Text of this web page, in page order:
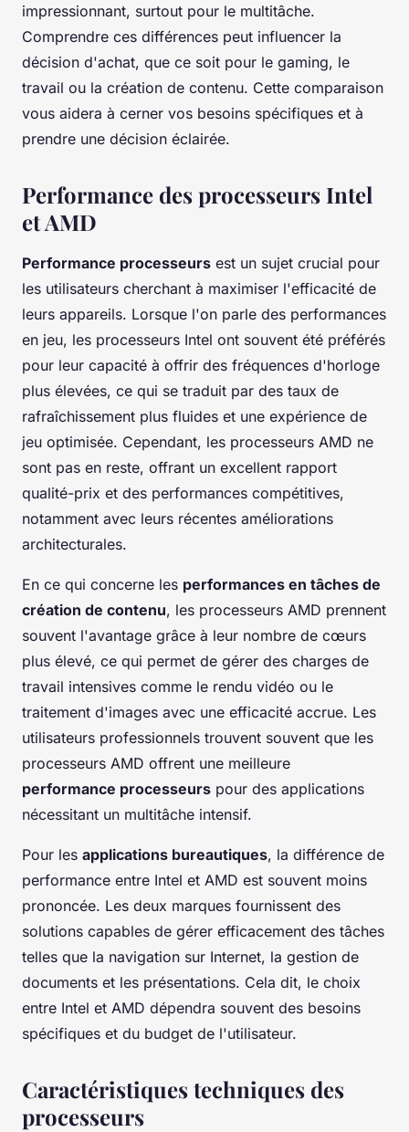
impressionnant, surtout pour le multitâche.
Comprendre ces différences peut influencer la
décision d'achat, que ce soit pour le gaming, le
travail ou la création de contenu. Cette comparaison
vous aidera à cerner vos besoins spécifiques et à
prendre une décision éclairée.
Performance des processeurs Intel
et AMD
Performance processeurs est un sujet crucial pour
les utilisateurs cherchant à maximiser l'efficacité de
leurs appareils. Lorsque l'on parle des performances
en jeu, les processeurs Intel ont souvent été préférés
pour leur capacité à offrir des fréquences d'horloge
plus élevées, ce qui se traduit par des taux de
rafraîchissement plus fluides et une expérience de
jeu optimisée. Cependant, les processeurs AMD ne
sont pas en reste, offrant un excellent rapport
qualité-prix et des performances compétitives,
notamment avec leurs récentes améliorations
architecturales.
En ce qui concerne les performances en tâches de
création de contenu, les processeurs AMD prennent
souvent l'avantage grâce à leur nombre de cœurs
plus élevé, ce qui permet de gérer des charges de
travail intensives comme le rendu vidéo ou le
traitement d'images avec une efficacité accrue. Les
utilisateurs professionnels trouvent souvent que les
processeurs AMD offrent une meilleure
performance processeurs pour des applications
nécessitant un multitâche intensif.
Pour les applications bureautiques, la différence de
performance entre Intel et AMD est souvent moins
prononcée. Les deux marques fournissent des
solutions capables de gérer efficacement des tâches
telles que la navigation sur Internet, la gestion de
documents et les présentations. Cela dit, le choix
entre Intel et AMD dépendra souvent des besoins
spécifiques et du budget de l'utilisateur.
Caractéristiques techniques des
processeurs